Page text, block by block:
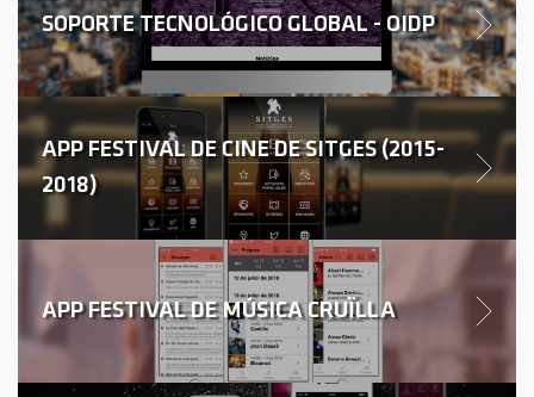
SOPORTE TECNOLÓGICO GLOBAL - OIDP
APP FESTIVAL DE CINE DE SITGES (2015-
2018)
APP FESTIVAL DE MÚSICA CRUÏLLA